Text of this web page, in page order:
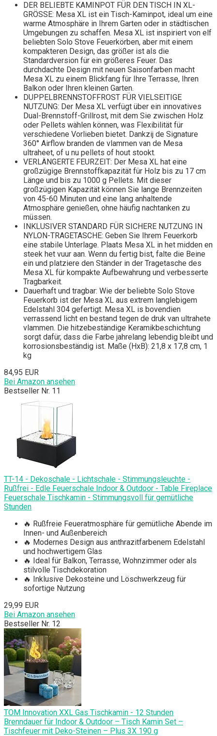
DER BELIEBTE KAMINPOT FÜR DEN TISCH IN XL-
GRÖSSE: Mesa XL ist ein Tisch-Kaminpot, ideal um eine
warme Atmosphäre in Ihrem Garten oder in städtischen
Umgebungen zu schaffen. Mesa XL ist inspiriert von elf
beliebten Solo Stove Feuerkörben, aber mit einem
kompakteren Design, das größer ist als die
Standardversion für ein größeres Feuer. Das
durchdachte Design mit neuen Saisonfarben macht
Mesa XL zu einem Blickfang für Ihre Terrasse, Ihren
Balkon oder Ihren kleinen Garten.
DUPPELBRENNSTOFFROST FÜR VIELSEITIGE
NUTZUNG: Der Mesa XL verfügt über ein innovatives
Dual-Brennstoff-Grillrost, mit dem Sie zwischen Holz
oder Pellets wählen können, was Flexibilität für
verschiedene Vorlieben bietet. Dankzij de Signature
360° Airflow branden de vlammen van de Mesa
ultraheet, of u nu pellets of hout stookt.
VERLÄNGERTE FEURZEIT: Der Mesa XL hat eine
großzügige Brennstoffkapazität für Holz bis zu 17 cm
Länge und bis zu 1000 g Pellets. Mit dieser
großzügigen Kapazität können Sie lange Brennzeiten
von 45-60 Minuten und eine lang anhaltende
Atmosphäre genießen, ohne häufig nachtanken zu
müssen.
INKLUSIVER STANDARD FÜR SICHERE NUTZUNG IN
NYLON-TRAGETASCHE: Geben Sie Ihrem Feuerkorb
eine stabile Unterlage. Plaats Mesa XL in het midden en
steek het vuur aan. Wenn du fertig bist, falte die Beine
ein und platziere den Ständer in der Tragetasche des
Mesa XL für kompakte Aufbewahrung und verbesserte
Tragbarkeit.
Dauerhaft und tragbar: Wie der beliebte Solo Stove
Feuerkorb ist der Mesa XL aus extrem langlebigem
Edelstahl 304 gefertigt. Mesa XL is bovendien
verrassend licht en bestand tegen de druk van ultrahete
vlammen. Die hitzebeständige Keramikbeschichtung
sorgt dafür, dass die Farbe jahrelang lebendig bleibt und
korrosionsbeständig ist. Maße (HxB): 21,8 x 17,8 cm, 1
kg
84,95 EUR
Bei Amazon ansehen
Bestseller Nr. 11
TT-14 - Dekoschale - Lichtschale - Stimmungsleuchte -
Rußfrei - Edle Feuerschale Indoor & Outdoor - Table Fireplace
Feuerschale Tischkamin - Stimmungsvoll für gemütliche
Stunden
🔥 Rußfreie Feueratmosphäre für gemütliche Abende im
Innen- und Außenbereich
🔥 Modernes Design aus anthrazitfarbenem Edelstahl
und hochwertigem Glas
🔥 Ideal für Balkon, Terrasse, Wohnzimmer oder als
stilvolle Tischdekoration
🔥 Inklusive Dekosteine und Löschwerkzeug für
sofortige Nutzung
29,99 EUR
Bei Amazon ansehen
Bestseller Nr. 12
TOM Innovation XXL Gas Tischkamin - 12 Stunden
Brenndauer für Indoor & Outdoor – Tisch Kamin Set –
Tischfeuer mit Deko-Steinen – Plus 3X 190 g